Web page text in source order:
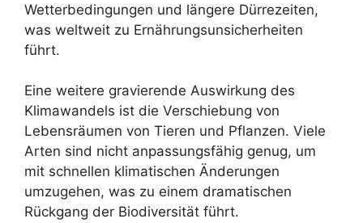
Wetterbedingungen und längere Dürrezeiten,
was weltweit zu Ernährungsunsicherheiten
führt.
Eine weitere gravierende Auswirkung des
Klimawandels ist die Verschiebung von
Lebensräumen von Tieren und Pflanzen. Viele
Arten sind nicht anpassungsfähig genug, um
mit schnellen klimatischen Änderungen
umzugehen, was zu einem dramatischen
Rückgang der Biodiversität führt.